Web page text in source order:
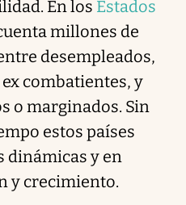
En los Estados
millones de
desempleados,
combatientes, y
o marginados. Sin
estos países
dinámicas y en
y crecimiento.